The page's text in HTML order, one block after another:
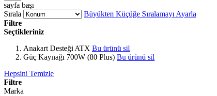
sayfa başı
Sırala
Büyükten Küçüğe Sıralamayı Ayarla
Filtre
Seçtikleriniz
Anakart Desteği ATX Bu ürünü sil
Güç Kaynağı 700W (80 Plus) Bu ürünü sil
Hepsini Temizle
Filtre
Marka